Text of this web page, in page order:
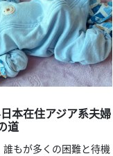
本在住アジア系夫婦
道
誰もが多くの困難と待機